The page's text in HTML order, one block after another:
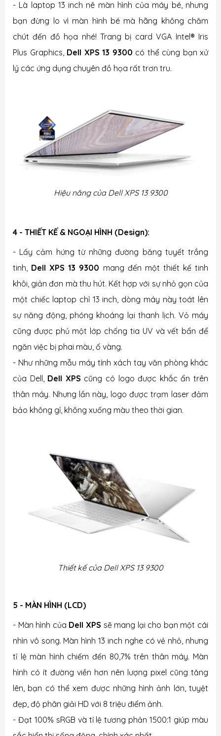
- Là laptop 13 inch nê màn hình của máy bé, nhưng
bạn đừng lo vì màn hình bé mà hãng không chăm
chút đến đồ họa nhé! Trang bị card VGA Intel® Iris
Plus Graphics, Dell XPS 13 9300 có thể cùng bạn xử
lý các ứng dụng chuyên đồ họa rất trơn tru.
Hiệu năng của Dell XPS 13 9300
4 - THIẾT KẾ & NGOẠI HÌNH (Design):
- Lấy cảm hứng từ những đường băng tuyết trắng
tinh, Dell XPS 13 9300 mang đến một thiết kế tinh
khôi, giản đơn mà thu hút. Kết hợp với sự nhỏ gọn của
một chiếc laptop chỉ 13 inch, dòng máy này toát lên
sự năng động, phóng khoáng lại thanh lịch. Vỏ máy
cũng được phủ một lớp chống tia UV và vết bẩn để
ngăn việc bị phai màu, ố vàng.
- Như những mẫu máy tính xách tay văn phòng khác
của Dell, Dell XPS cũng có logo được khắc ẩn trên
thân máy. Nhưng lần này, logo được trạm laser đảm
bảo không gỉ, không xuống màu theo thời gian.
Thiết kế của Dell XPS 13 9300
5 - MÀN HÌNH (LCD)
- Màn hình của Dell XPS sẽ mang lại cho bạn một cái
nhìn vô song. Màn hình 13 inch nghe có vẻ nhỏ, nhưng
tỉ lệ màn hình chiếm đến 80,7% trên thân máy. Màn
hình có ít đường viền hơn nên lượng pixel cũng tăng
lên, bạn có thể xem được những hình ảnh lớn, tuyệt
đẹp, độ phân giải HD với 8 triệu điểm ảnh.
- Đạt 100% sRGB và tỉ lệ tương phản 1500:1 giúp màu